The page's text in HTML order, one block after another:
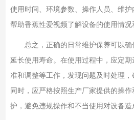
使用时间、环境参数、操作人员、
帮助香蕉性爱视频了解设备的使用情况和
总之，正确的日常维护保养可
延长使用寿命。在使用过程中，应定期进
准和调整等工作，发现问题及时处理
同时，应严格按照生产厂家提供的
护，避免违规操作和不当使用对设备造成